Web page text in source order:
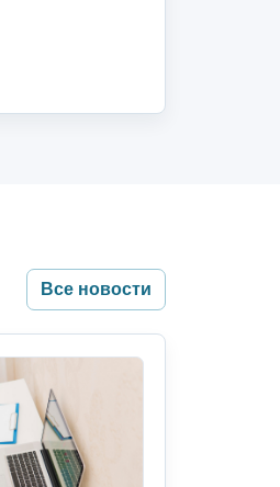
Все новости